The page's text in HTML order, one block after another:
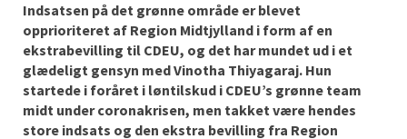
Indsatsen på det grønne område er blevet
opprioriteret af Region Midtjylland i form af en
ekstrabevilling til CDEU, og det har mundet ud i et
glædeligt gensyn med Vinotha Thiyagaraj. Hun
startede i foråret i løntilskud i CDEU’s grønne team
midt under coronakrisen, men takket være hendes
store indsats og den ekstra bevilling fra Region